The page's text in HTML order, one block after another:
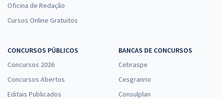
Oficina de Redação
Cursos Online Gratuitos
CONCURSOS PÚBLICOS
Concursos 2026
Concursos Abertos
Editais Publicados
BANCAS DE CONCURSOS
Cebraspe
Cesgranrio
Consulplan